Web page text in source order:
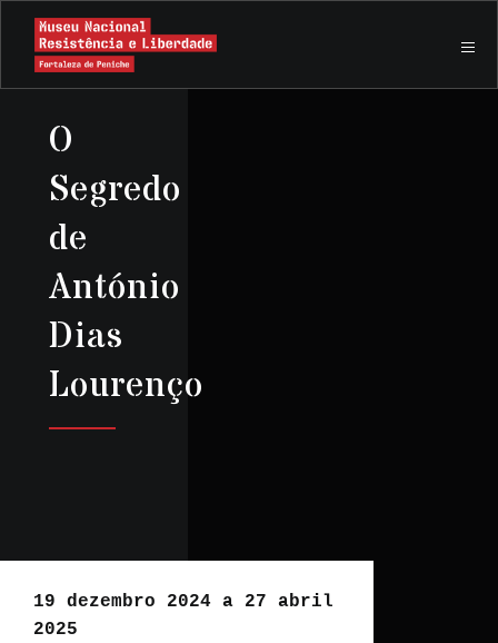
O
Segredo
de
António
Dias
Lourenço
19 dezembro 2024 a 27 abril
2025